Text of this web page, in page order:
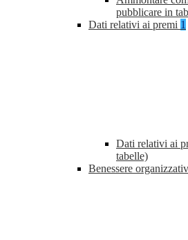
pubblicare in
Dati relativi ai premi 1
Dati relativi ai
tabelle)
Benessere